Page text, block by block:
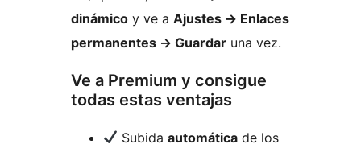
dinámico y ve a Ajustes → Enlaces
permanentes → Guardar una vez.
Ve a Premium y consigue
todas estas ventajas
Subidaautomática de los